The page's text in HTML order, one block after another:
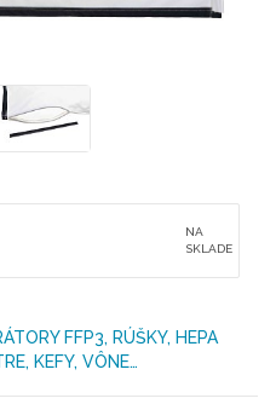
NA
SKLADE
FFP3, RÚŠKY, HEPA
KEFY, VÔNE…